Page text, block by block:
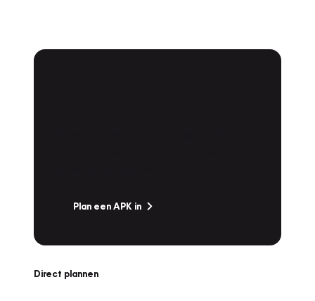
Plan een APK in
Direct plannen